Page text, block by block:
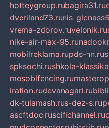
hotteygroup.rubagira31.ru
dveriland73.runis-
vrema-zdorov.ruvelonik.ru
nike-air-max-95.ru
mobilreklama.rupds-nn.ru
spksochi.rushkola-
mosoblfencing.ru
iration.rudevanagari.ru
dk-tulamash.rus-dez-s.ru
asoftdoc.ruscifichannel.ru